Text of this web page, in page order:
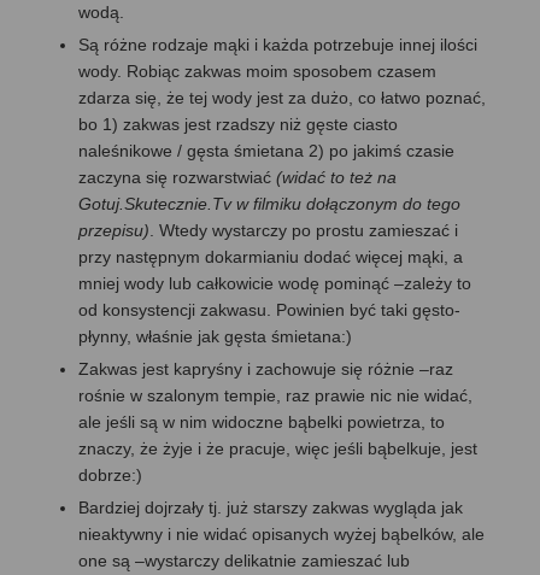
wodą.
Są różne rodzaje mąki i każda potrzebuje innej ilości
wody. Robiąc zakwas moim sposobem czasem
zdarza się, że tej wody jest za dużo, co łatwo poznać,
bo 1) zakwas jest rzadszy niż gęste ciasto
naleśnikowe / gęsta śmietana 2) po jakimś czasie
zaczyna się rozwarstwiać (widać to też na
Gotuj.Skutecznie.Tv w filmiku dołączonym do tego
przepisu) . Wtedy wystarczy po prostu zamieszać i
przy następnym dokarmianiu dodać więcej mąki, a
mniej wody lub całkowicie wodę pominąć –zależy to
od konsystencji zakwasu. Powinien być taki gęsto-
płynny, właśnie jak gęsta śmietana:)
Zakwas jest kapryśny i zachowuje się różnie –raz
rośnie w szalonym tempie, raz prawie nic nie widać,
ale jeśli są w nim widoczne bąbelki powietrza, to
znaczy, że żyje i że pracuje, więc jeśli bąbelkuje, jest
dobrze:)
Bardziej dojrzały tj. już starszy zakwas wygląda jak
nieaktywny i nie widać opisanych wyżej bąbelków, ale
one są –wystarczy delikatnie zamieszać lub